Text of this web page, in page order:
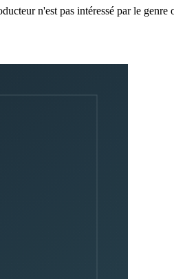
n'est pas intéressé par le